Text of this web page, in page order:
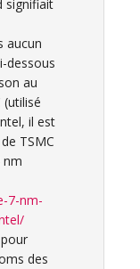
signifiait
aucun
dessous
au
il est
TSMC
nm
7-nm-
des